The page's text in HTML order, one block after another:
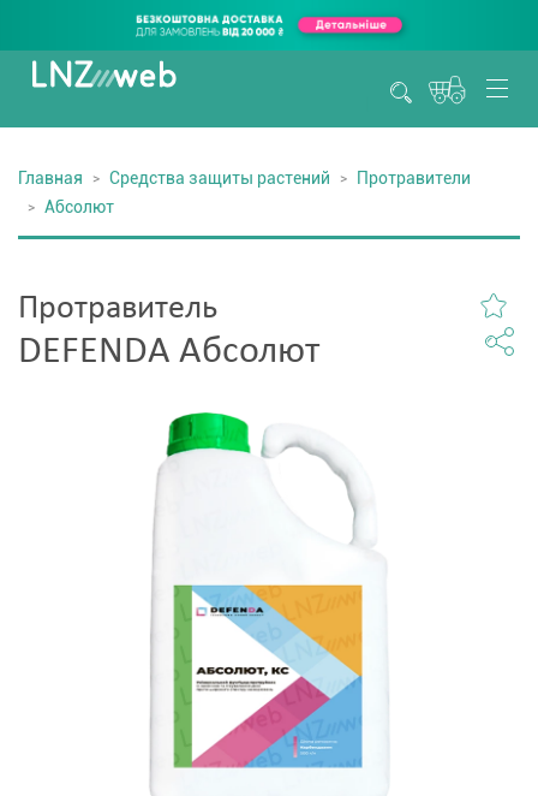
Главная Средства защиты растений
Протравители
Абсолют
Протравитель
DEFENDA Абсолют